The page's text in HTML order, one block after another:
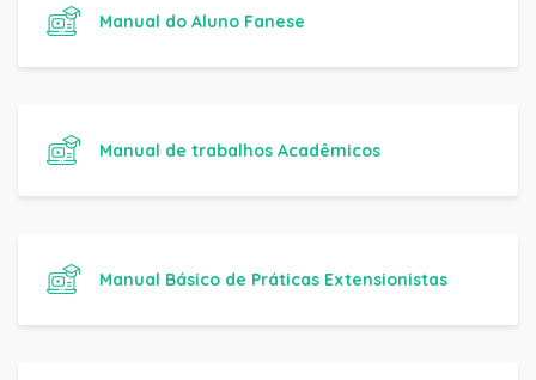
Manual do Aluno Fanese
Manual de trabalhos Acadêmicos
Manual Básico de Práticas Extensionistas